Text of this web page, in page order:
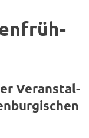
Ver­an­stal­